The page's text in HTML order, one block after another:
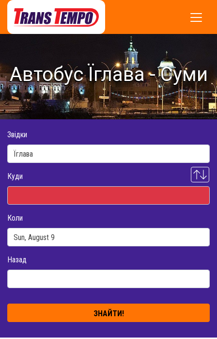
Автобус Їглава - Суми
Звідки
Куди
Коли
Назад
ЗНАЙТИ!